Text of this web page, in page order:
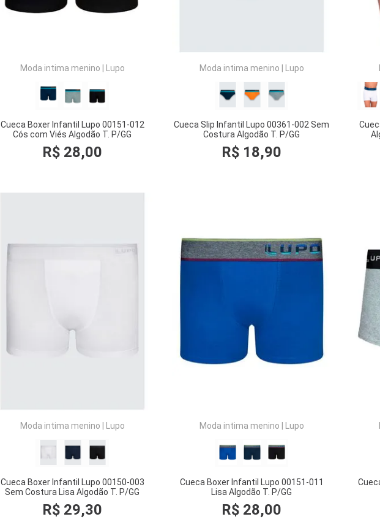
Moda intima menino Lupo
Cueca Boxer Infantil Lupo 00151-012
Cós com Viés Algodão T. P/GG
R$ 28,00
Moda intima menino Lupo
Cueca Slip Infantil Lupo 00361-002 Sem
Costura Algodão T. P/GG
R$ 18,90
Moda intima menino | Lupo
Cueca Boxer Infantil Lupo 00150-003
Sem Costura Lisa Algodão T. P/GG
R$ 29,30
Moda intima menino | Lupo
Cueca Boxer Infantil Lupo 00151-011
Lisa Algodão T. P/GG
R$ 28,00
COMPRAR